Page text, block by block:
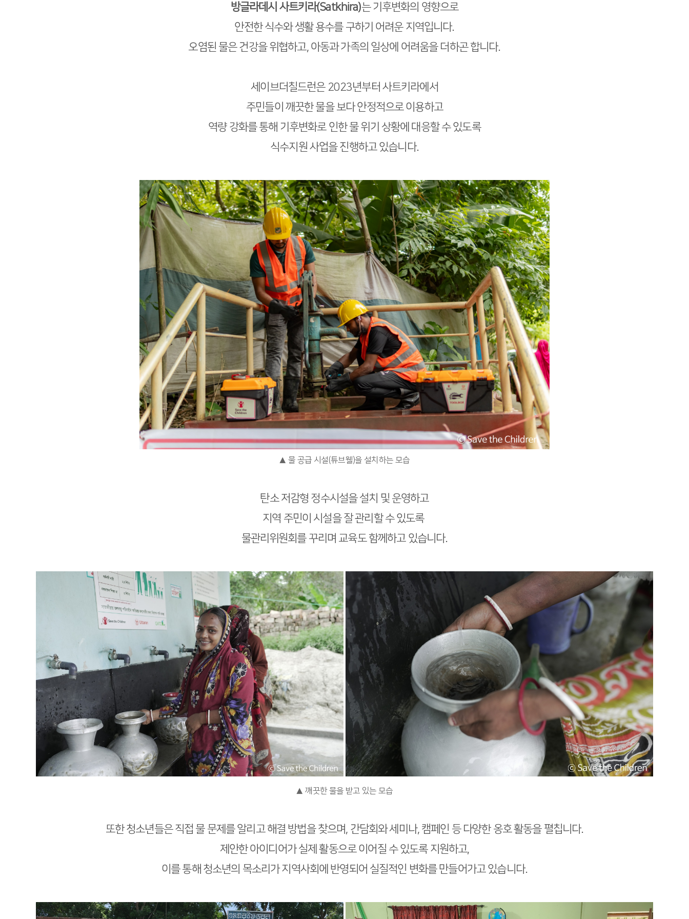
방글라데시 사트키라(Satkhira)는 기후변화의 영향으로
안전한 식수와 생활 용수를 구하기 어려운 지역입니다.
오염된 물은 건강을 위협하고, 아동과 가족의 일상에 어려움을 더하곤 합니다.
세이브더칠드런은 2023년부터 사트키라에서
주민들이 깨끗한 물을 보다 안정적으로 이용하고
역량 강화를 통해 기후변화로 인한 물 위기 상황에 대응할 수 있도록
식수지원 사업을 진행하고 있습니다.
▲ 물 공급 시설(튜브웰)을 설치하는 모습
탄소 저감형 정수시설을 설치 및 운영하고
지역 주민이 시설을 잘 관리할 수 있도록
물관리위원회를 꾸리며 교육도 함께하고 있습니다.
▲ 깨끗한 물을 받고 있는 모습
또한 청소년들은 직접 물 문제를 알리고 해결 방법을 찾으며, 간담회와 세미나, 캠페인 등 다양한 옹호 활동을 펼칩니다.
제안한 아이디어가 실제 활동으로 이어질 수 있도록 지원하고,
이를 통해 청소년의 목소리가 지역사회에 반영되어 실질적인 변화를 만들어가고 있습니다.